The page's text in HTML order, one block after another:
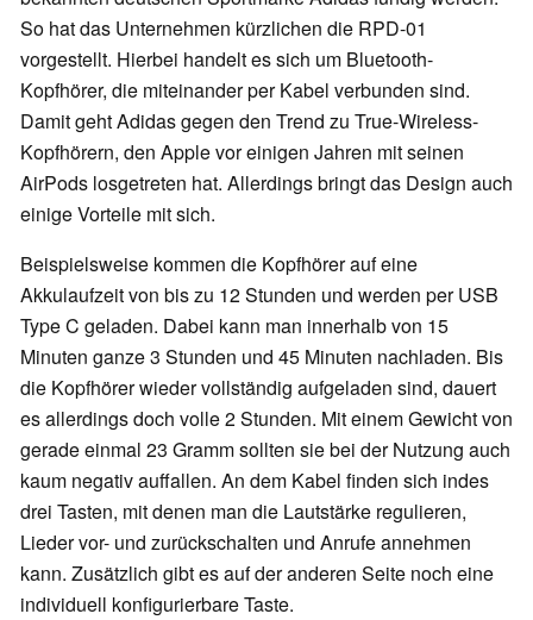
So hat das Unternehmen kürzlichen die RPD-01
vorgestellt. Hierbei handelt es sich um Bluetooth-
Kopfhörer, die miteinander per Kabel verbunden sind.
Damit geht Adidas gegen den Trend zu True-Wireless-
Kopfhörern, den Apple vor einigen Jahren mit seinen
AirPods losgetreten hat. Allerdings bringt das Design auch
einige Vorteile mit sich.
Beispielsweise kommen die Kopfhörer auf eine
Akkulaufzeit von bis zu 12 Stunden und werden per USB
Type C geladen. Dabei kann man innerhalb von 15
Minuten ganze 3 Stunden und 45 Minuten nachladen. Bis
die Kopfhörer wieder vollständig aufgeladen sind, dauert
es allerdings doch volle 2 Stunden. Mit einem Gewicht von
gerade einmal 23 Gramm sollten sie bei der Nutzung auch
kaum negativ auffallen. An dem Kabel finden sich indes
drei Tasten, mit denen man die Lautstärke regulieren,
Lieder vor- und zurückschalten und Anrufe annehmen
kann. Zusätzlich gibt es auf der anderen Seite noch eine
individuell konfigurierbare Taste.